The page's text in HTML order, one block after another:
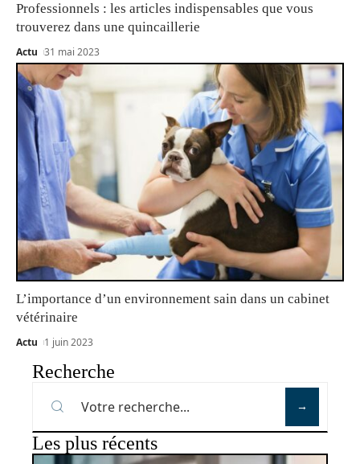
Professionnels : les articles indispensables que vous
trouverez dans une quincaillerie
Actu 31 mai 2023
L’importance d’un environnement sain dans un cabinet
vétérinaire
Actu 1 juin 2023
Recherche
Les plus récents